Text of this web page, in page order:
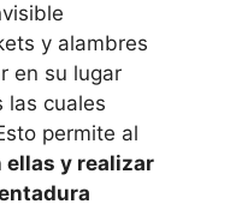
y alambres
en su lugar
las cuales
permite al
ellas y realizar